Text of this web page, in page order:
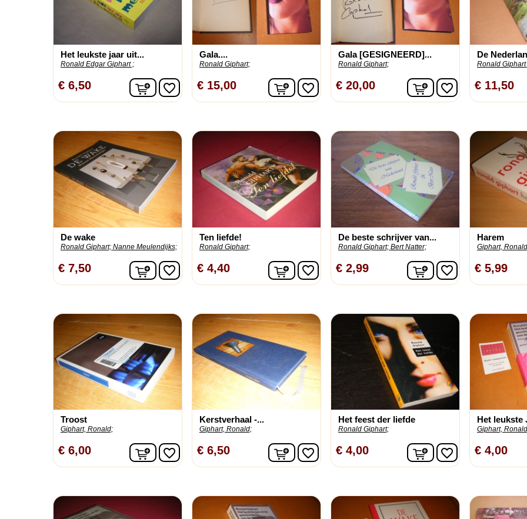
Het leukste jaar uit...
Ronald Edgar Giphart ;
€ 6,50 In winkelwagen
favorite_border
Gala....
Ronald Giphart;
€ 15,00 In winkelwagen
favorite_border
Gala [GESIGNEERD]...
Ronald Giphart;
€ 20,00 In winkelwagen
favorite_border
De
Ronald Giphart
€ 11,50
De wake
Ronald Giphart; Nanne Meulendijks;
€ 7,50 In winkelwagen
favorite_border
Ten liefde!
Ronald Giphart;
€ 4,40 In winkelwagen
favorite_border
De beste schrijver van...
Ronald Giphart; Bert Natter;
€ 2,99 In winkelwagen
favorite_border
Harem
Giphart,
€ 5,99
Troost
Giphart, Ronald;
€ 6,00 In winkelwagen
favorite_border
Kerstverhaal -...
Giphart, Ronald;
€ 6,50 In winkelwagen
favorite_border
Het feest der liefde
Ronald Giphart;
€ 4,00 In winkelwagen
favorite_border
Het leukste
Giphart,
€ 4,00